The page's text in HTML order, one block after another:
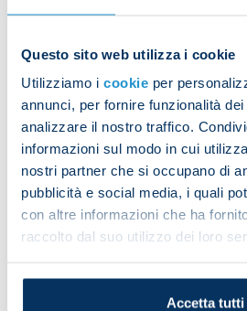
Questo sito web utilizza i cookie
Utilizziamo i cookie per
annunci, per fornire funzionalità
analizzare il nostro traffico.
informazioni sul modo in cui
nostri partner che si occupano di
pubblicità e social media, i quali
con altre informazioni che ha
raccolto dal suo utilizzo dei loro
Accetta tutti
Mario Rui and Giovanni Di
down in the swimming pool.
Ounas and Giuseppe
in the gym, while Matteo
physio.